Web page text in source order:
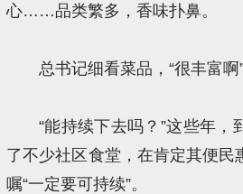
心……品类繁多，香味扑鼻。
总书记细看菜品，“很丰富啊”
“能持续下去吗？”这些年，
了不少社区食堂，在肯定其便民
嘱“一定要可持续”。